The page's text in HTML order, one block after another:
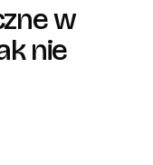
w
nie